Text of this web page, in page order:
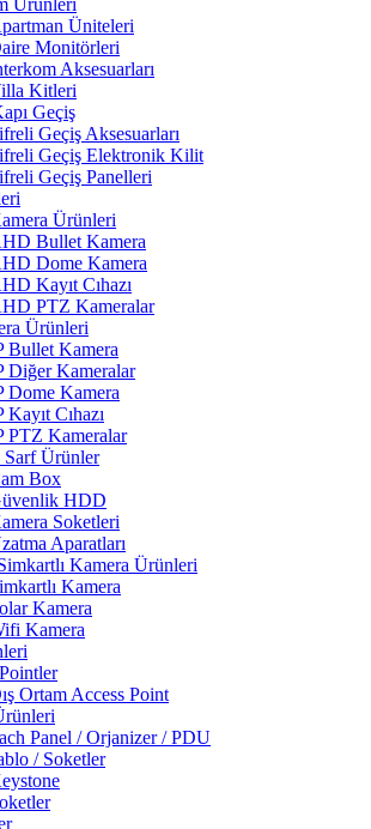
Ürünleri
Üniteleri
Monitörleri
Aksesuarları
Kitleri
Geçiş
Geçiş Aksesuarları
Geçiş Elektronik Kilit
Geçiş Panelleri
Ürünleri
Bullet Kamera
Dome Kamera
Kayıt Cıhazı
PTZ Kameralar
Ürünleri
Bullet Kamera
Diğer Kameralar
Dome Kamera
Kayıt Cıhazı
PTZ Kameralar
Sarf Ürünler
Box
HDD
Soketleri
Aparatları
Kamera Ürünleri
Kamera
Kamera
Kamera
Ortam Access Point
Panel / Orjanizer / PDU
/ Soketler